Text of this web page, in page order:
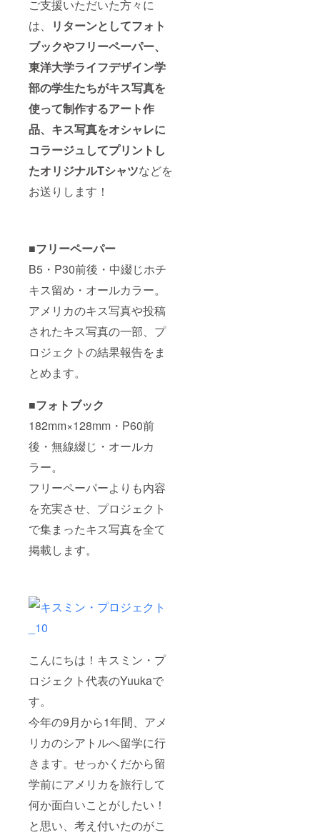
ご支援いただいた方々に
は、
リターンとしてフォト
ブックやフリーペーパー、
東洋大学ライフデザイン学
部の学生たちがキス写真を
使って制作するアート作
品、キス写真をオシャレに
コラージュしてプリントし
たオリジナルTシャツなどを
お送りします！
■フリーペーパー
B5・P30前後・中綴じホチ
キス留め・オールカラー。
アメリカのキス写真や投稿
されたキス写真の一部、プ
ロジェクトの結果報告をま
とめます。
■フォトブック
182mm×128mm・P60前
後・無線綴じ・オールカ
ラー。
フリーペーパーよりも内容
を充実させ、プロジェクト
で集まったキス写真を全て
掲載します。
こんにちは！キスミン・プ
ロジェクト代表のYuukaで
す。
今年の9月から1年間、アメ
リカのシアトルへ留学に行
きます。せっかくだから留
学前にアメリカを旅行して
何か面白いことがしたい！
と思い、考え付いたのがこ